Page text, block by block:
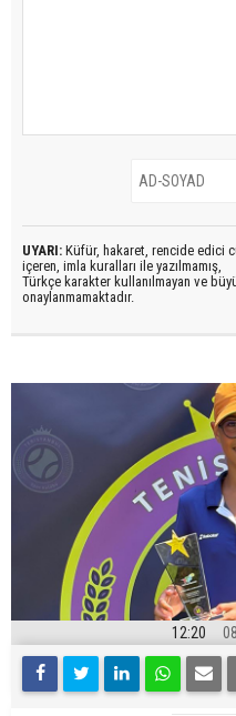
UYARI: Küfür, hakaret, rencide edici
içeren, imla kuralları ile yazılmamış,
Türkçe karakter kullanılmayan ve
onaylanmamaktadır.
12:20